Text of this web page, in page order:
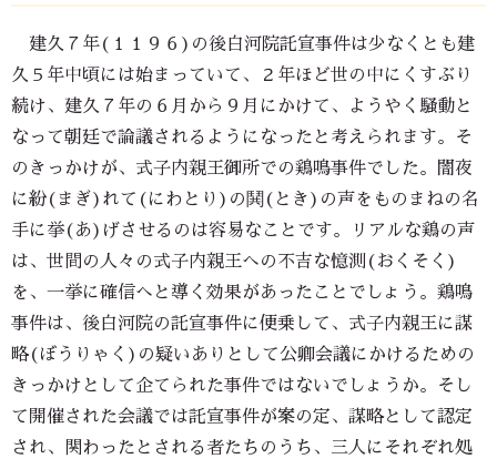
建久７年(１１９６)の後白河院託宣事件は少なくとも建
久５年中頃には始まっていて、２年ほど世の中にくすぶり
続け、建久７年の６月から９月にかけて、ようやく騒動と
なって朝廷で論議されるようになったと考えられます。そ
のきっかけが、式子内親王御所での鶏鳴事件でした。闇夜
に紛(まぎ)れて(にわとり)の鬨(とき)の声をものまねの名
手に挙(あ)げさせるのは容易なことです。リアルな鶏の声
は、世間の人々の式子内親王への不吉な憶測(おくそく)
を、一挙に確信へと導く効果があったことでしょう。鶏鳴
事件は、後白河院の託宣事件に便乗して、式子内親王に謀
略(ぼうりゃく)の疑いありとして公卿会議にかけるための
きっかけとして企てられた事件ではないでしょうか。そし
て開催された会議では託宣事件が案の定、謀略として認定
され、関わったとされる者たちのうち、三人にそれぞれ処